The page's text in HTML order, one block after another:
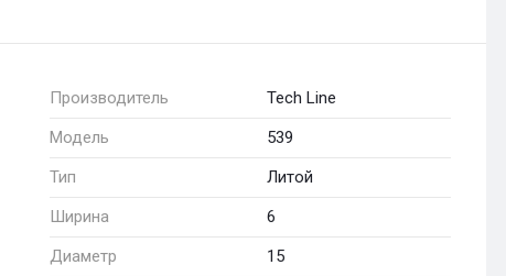
Производитель
Tech Line
Модель
539
Тип
Литой
Ширина
6
Диаметр
15